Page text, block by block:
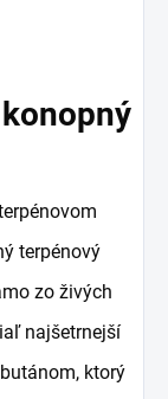
terpénový
zo živých
najšetrnejší
ktorý